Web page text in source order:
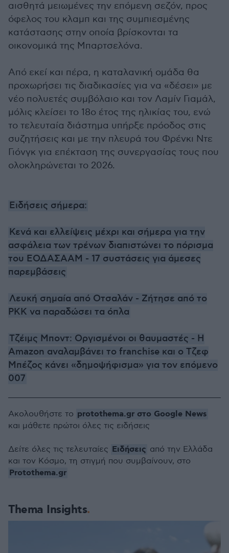
αισθητά μειωμένες την επόμενη σεζόν, προς
όφελος του κλαμπ και της συμπιεσμένης
κατάστασης στην οποία βρίσκονται τα
οικονομικά της Μπαρτσελόνα.
Από εκεί και πέρα, η καταλανική ομάδα θα
προχωρήσει τις διαδικασίες για να «δέσει» με
νέο πολυετές συμβόλαιο και τον Λαμίν Γιαμάλ,
μόλις κλείσει το 18ο έτος της ηλικίας του, ενώ
το τελευταία διάστημα υπήρξε πρόοδος στις
συζητήσεις και με την πλευρά του Φρένκι Ντε
Γιόνγκ για επέκταση της συνεργασίας τους που
ολοκληρώνεται το 2026.
Ειδήσεις σήμερα:
Κενά και ελλείψεις μέχρι και σήμερα για την
ασφάλεια των τρένων διαπιστώνει το πόρισμα
του ΕΟΔΑΣΑΑΜ - 17 συστάσεις για άμεσες
παρεμβάσεις
Λευκή σημαία από Οτσαλάν - Ζήτησε από το
PKK να παραδώσει τα όπλα
Τζέιμς Μποντ: Οργισμένοι οι θαυμαστές - Η
Amazon αναλαμβάνει το franchise και ο Τζεφ
Μπέζος κάνει «δημοψήφισμα» για τον επόμενο
007
Thema Insights
Ακολουθήστε το protothema.gr στο Google News
και μάθετε πρώτοι όλες τις ειδήσεις
Δείτε όλες τις τελευταίες Ειδήσεις από την Ελλάδα
και τον Κόσμο, τη στιγμή που συμβαίνουν, στο
Protothema.gr